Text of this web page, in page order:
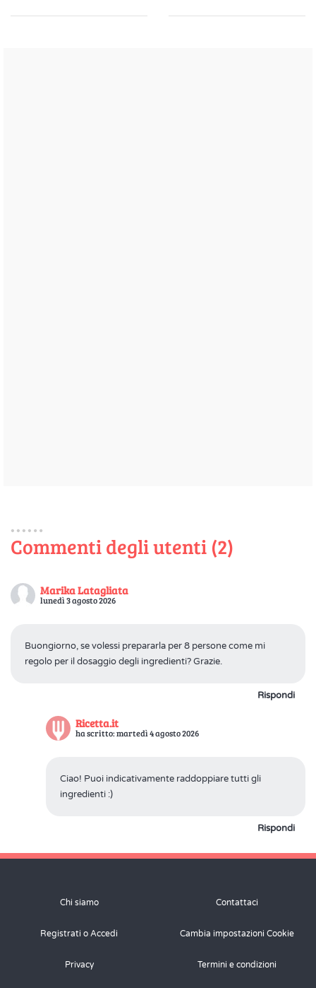
Commenti degli utenti (2)
Marika Latagliata
lunedì 3 agosto 2026
Buongiorno, se volessi prepararla per 8 persone come mi
regolo per il dosaggio degli ingredienti? Grazie.
Rispondi
Ricetta.it
ha scritto: martedì 4 agosto 2026
Ciao! Puoi indicativamente raddoppiare tutti gli
ingredienti :)
Rispondi
Chi siamo Contattaci
Registrati o Accedi Cambia impostazioni Cookie
Privacy Termini e condizioni